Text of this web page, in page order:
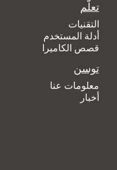
تعلُّم
التقنيات
أدلة المستخدم
قصص الكاميرا
توسن
معلومات عنا
أخبار